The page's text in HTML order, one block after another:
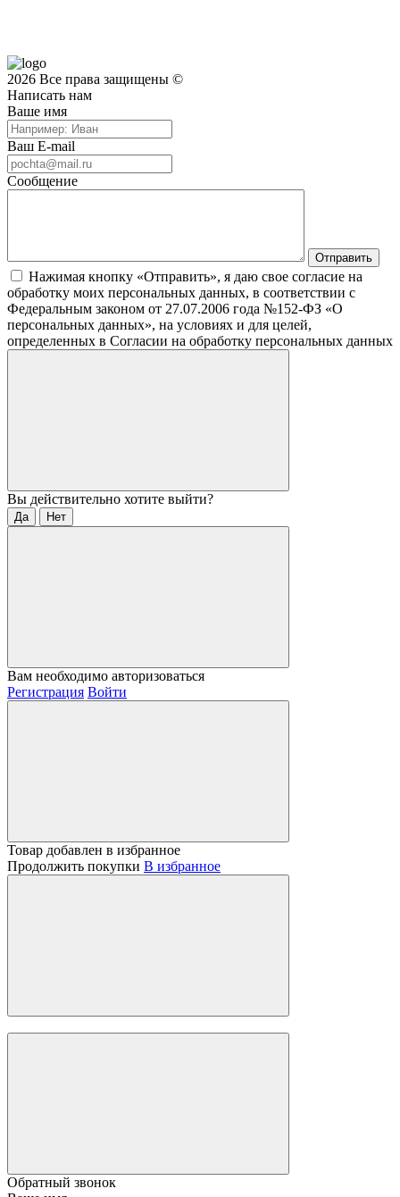
2026 Все права защищены ©
Написать нам
Ваше имя
Ваш E-mail
Сообщение
Нажимая кнопку «Отправить», я даю свое согласие на
обработку моих персональных данных, в соответствии с
Федеральным законом от 27.07.2006 года №152-ФЗ «О
персональных данных», на условиях и для целей,
определенных в Согласии на обработку персональных данных
Вы действительно хотите выйти?
Да Нет
Вам необходимо авторизоваться
Регистрация Войти
Товар добавлен в избранное
Продолжить покупки В избранное
Обратный звонок